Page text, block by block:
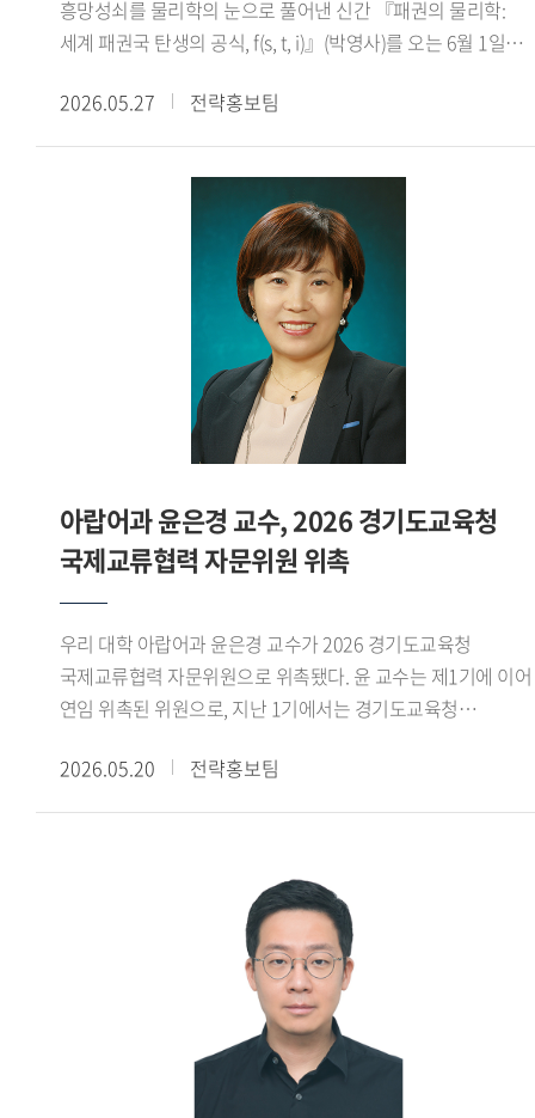
영상이 30만 뷰를 넘어 상을 받았습니다. 국가행사에서 대통령
통역을 맡기도 했습니다. 국가와 지역사회에 도움이 되는
앞으로의 활동 계획을 들려주세요.올해 우리 태국어학과가
창설 60주년을 맞이했습니다. 2학기에 학과 행사를 준비
중인데 동문들에게는 학교를 사랑하는 마음을 다시 떠올리게
해주고, 재학생들에게는 선배들과 교류하며 앞날을 개척하는
용기를 심어주려 합니다. 그리고 정년까지 남은 기간에
언어학과 이주민 연구를 병행해 좋은 학자로 남고 싶습니다.
그래서 우리 학생들에게 선배이자 교육자로서 꼭 필요한
사람이 되고자 합니다.※ 해당 인터뷰는 아래 Global HUFS
여름호 E-book을 통해서도 확인하실 수 있습니다(p.14-
15)https://e-book.hufs.ac.kr/20260623_135256/
이기는 38가지 방법』을 중심으로 현대 사회의 설득과 논쟁
구조를 해설하며, 논리와 수사학, 인간 심리에 대한 통찰을
흥망성쇠를 물리학의 눈으로 풀어낸 신간 『패권의 물리학:
세계 패권국 탄생의 공식, f(s, t, i)』(박영사)를 오는 6월 1일
제국의 팽창 메커니즘을 근대 대영 제국과 현대 미국의 사례로
법칙 에 따라 움직인다는 독창적인 통찰에 도달했다.
본서에서는 세계 3대 패권국(중세 몽골 제국, 근대 대영 제국,
현대 미국)의 탄생을 관통하는 패권 에너지 결정 공식(HE=si/t)
을 정립하여 역사 속 패권의 성쇠를 완전히 새로운 프레임으로
명쾌하게 풀어낸다.인문 사회과학과 자연과학의 경계를 허문
이번 신간은 인류의 과거와 현재를 관통하는 물리적 법칙을
제시하며, 현재의 미국 패권을 새롭게 조명하고 나아가 다가올
미래 세계 질서의 향방을 예측하는 과학적인 나침반이 될
2026.05.27 전략홍보팀
아랍어과 윤은경 교수, 2026 경기도교육청
국제교류협력 자문위원 위촉
우리 대학 아랍어과 윤은경 교수가 2026 경기도교육청
국제교류협력 자문위원으로 위촉됐다. 윤 교수는 제1기에 이어
연임 위촉된 위원으로, 지난 1기에서는 경기도교육청
국제교류협력센터 기반 마련 등에 대한 자문 위원 활동을
글로벌 역량 강화 및 현장 지원 내실화, 국제교류협력 성과 및
데이터 관리 체계 고도화 등에 대해 자문과 권고, 제안을
수행하게 된다. 윤 교수는 위촉 직후 열린 전체 회의에서
경기도교육청은 K-Edu 국제화와 교육 분야 국제교류협력의
대표 거점으로 빠르게 성장하고 있다 며, 다양한 문화권 교육
기관과의 상호 호혜적 프로젝트 활동을 통해 글로벌 교육 협력
네트워크를 확대하고 상호 문화 이해를 바탕으로 교육 섹터 간
2026.05.20 전략홍보팀